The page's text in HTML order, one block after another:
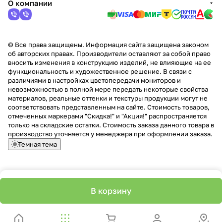
В корзину
О компании
© Все права защищены. Информация сайта защищена законом
об авторских правах. Производители оставляют за собой право
вносить изменения в конструкцию изделий, не влияющие на ее
функциональность и художественное решение. В связи с
различиями в настройках цветопередачи мониторов и
невозможностью в полной мере передать некоторые свойства
материалов, реальные оттенки и текстуры продукции могут не
соответствовать представленным на сайте. Стоимость товаров,
отмеченных маркерами "Скидка!" и "Акция!" распространяется
только на складские остатки. Стоимость заказа данного товара в
производство уточняется у менеджера при оформлении заказа.
Темная тема